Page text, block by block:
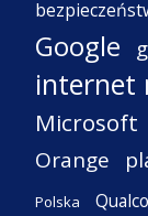
Google
internet
Microsoft
Orange
Polska